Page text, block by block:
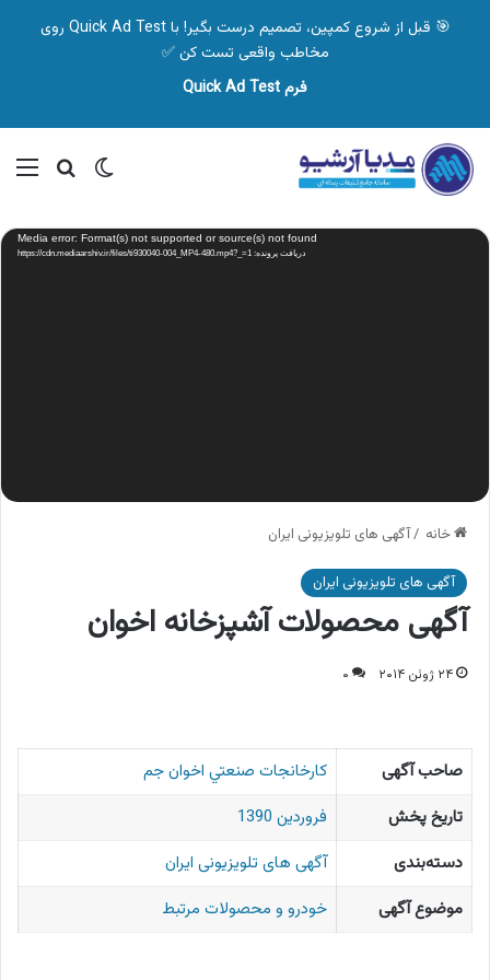
🎯 قبل از شروع کمپین، تصمیم درست بگیر! با Quick Ad Test روی
مخاطب واقعی تست کن ✅
فرم Quick Ad Test
تغییر پوسته
نمایشگر
ویدیو Media error: Format(s) not supported or source(s) not found
دریافت پرونده: https://cdn.mediaarshiv.ir/files/ti930040-004_MP4-480.mp4?_=1
خانه /آگهی های تلویزیونی ایران
آگهی های تلویزیونی ایران
آگهی محصولات آشپزخانه اخوان
۲۴ ژوئن ۲۰۱۴ ۰
صاحب آگهی
كارخانجات صنعتي اخوان جم
تاریخ پخش
فروردین 1390
دسته‌بندی
آگهی های تلویزیونی ایران
موضوع آگهی
خودرو و محصولات مرتبط